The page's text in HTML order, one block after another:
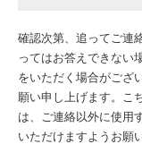
確認次第、追ってご連
ってはお答えできない
をいただく場合がござ
願い申し上げます。こ
は、ご連絡以外に使用
いただけますようお願